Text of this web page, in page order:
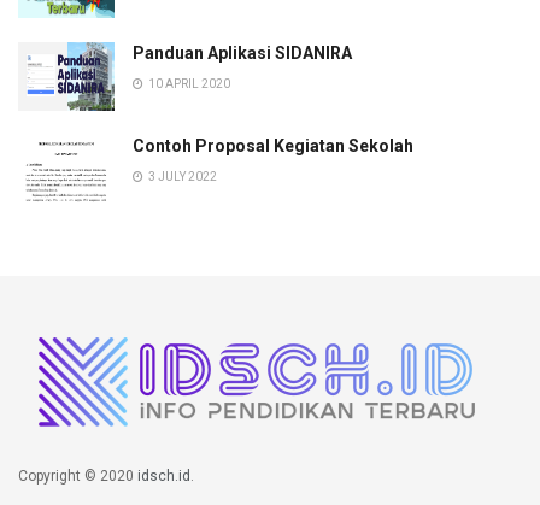
Panduan Aplikasi SIDANIRA
10 APRIL 2020
Contoh Proposal Kegiatan Sekolah
3 JULY 2022
Copyright © 2020 idsch.id .